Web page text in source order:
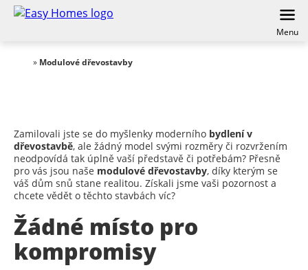
Menu
» Modulové dřevostavby
Zamilovali jste se do myšlenky moderního bydlení v
dřevostavbě, ale žádný model svými rozměry či rozvržením
neodpovídá tak úplně vaší představě či potřebám? Přesně
pro vás jsou naše modulové dřevostavby, díky kterým se
váš dům snů stane realitou. Získali jsme vaši pozornost a
chcete vědět o těchto stavbách víc?
Žádné místo pro
kompromisy